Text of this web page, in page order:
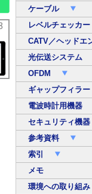
ケーブル
レベルチェッカー
CATV／ヘッドエ
光伝送システム
OFDM
ギャップフィラー
電波時計用機器
セキュリティ機器
参考資料
索引
メモ
環境への取り組み